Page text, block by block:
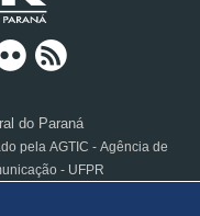
do Paraná
pela AGTIC - Agência de
- UFPR